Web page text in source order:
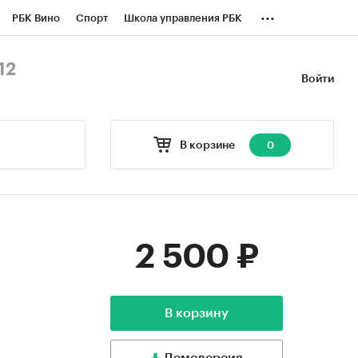
РБК Вино Спорт Школа управления РБК ...
Войти
В корзине 0
2 500 ₽
В корзину